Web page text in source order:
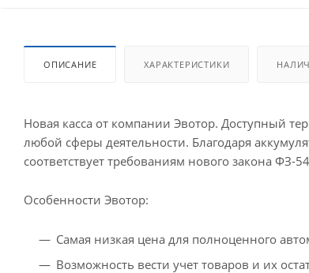
ОПИСАНИЕ ХАРАКТЕРИСТИКИ
Новая касса от компании Эвотор. Доступный
любой сферы деятельности. Благодаря
соответствует требованиям нового закона ФЗ-
Особенности Эвотор:
Самая низкая цена для полноценного
Возможность вести учет товаров и их